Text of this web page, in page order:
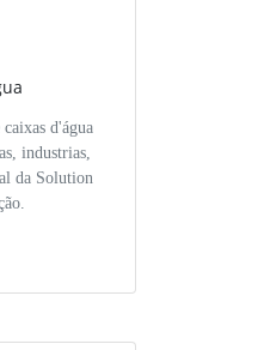
d'água
industrias,
da Solution